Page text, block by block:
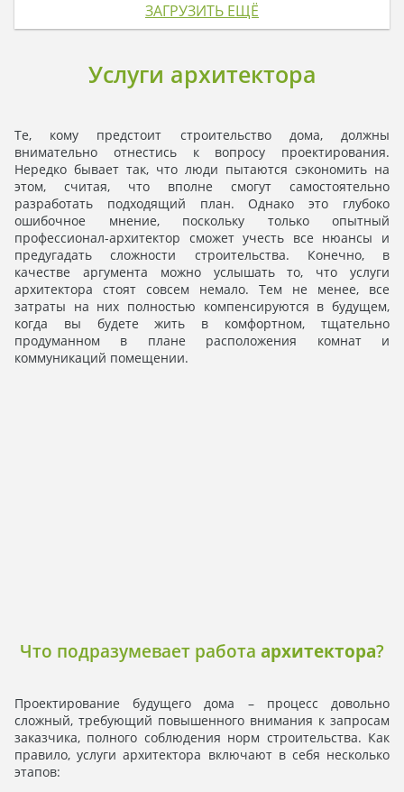
ЗАГРУЗИТЬ ЕЩЁ
Услуги архитектора
Те, кому предстоит строительство дома, должны
внимательно отнестись к вопросу проектирования.
Нередко бывает так, что люди пытаются сэкономить на
этом, считая, что вполне смогут самостоятельно
разработать подходящий план. Однако это глубоко
ошибочное мнение, поскольку только опытный
профессионал-архитектор сможет учесть все нюансы и
предугадать сложности строительства. Конечно, в
качестве аргумента можно услышать то, что услуги
архитектора
стоят совсем немало. Тем не менее, все
затраты на них полностью компенсируются в будущем,
когда вы будете жить в комфортном, тщательно
продуманном в плане расположения комнат и
коммуникаций помещении.
Что подразумевает работа архитектора?
Проектирование будущего дома – процесс довольно
сложный, требующий повышенного внимания к запросам
заказчика, полного соблюдения норм строительства. Как
правило, услуги архитектора включают в себя несколько
этапов: